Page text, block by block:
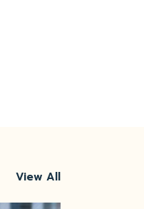
View All